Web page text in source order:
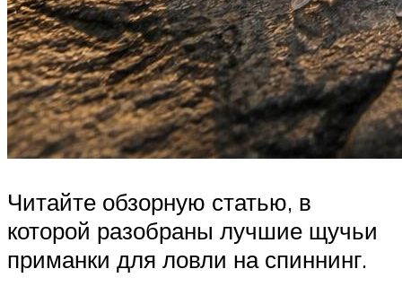
Читайте обзорную статью, в
которой разобраны лучшие щучьи
приманки для ловли на спиннинг.